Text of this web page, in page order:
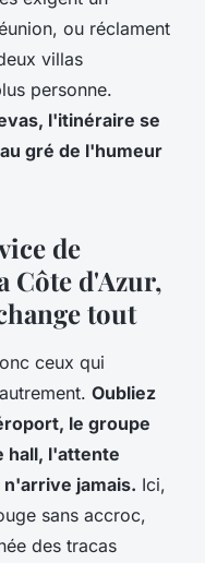
ou réclament
villas
personne.
l'itinéraire se
gré de l'humeur
de
Côte d'Azur,
tout
ceux qui
Oubliez
le groupe
hall, l'attente
jamais. Ici,
sans accroc,
des tracas